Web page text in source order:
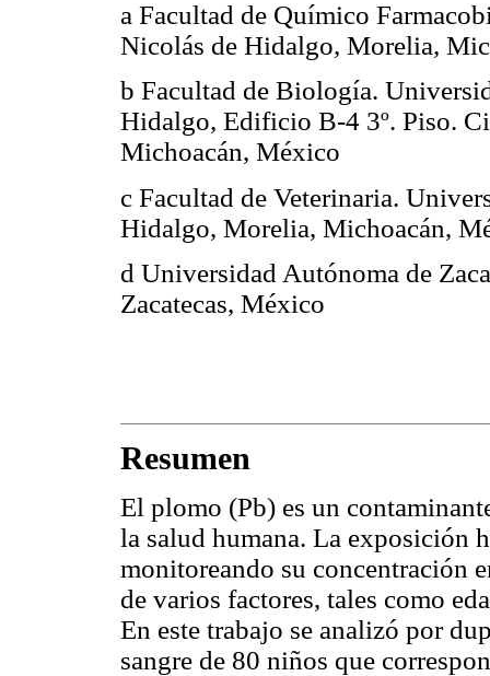
a Facultad de Químico
Nicolás de Hidalgo, Morelia,
b Facultad de Biología.
Hidalgo, Edificio B-4 3º. Piso.
Michoacán, México
c Facultad de Veterinaria.
Hidalgo, Morelia, Michoacán,
d Universidad Autónoma de
Zacatecas, México
Resumen
El plomo (Pb) es un
la salud humana. La exposición
monitoreando su concentración
de varios factores, tales como
En este trabajo se analizó por
sangre de 80 niños que